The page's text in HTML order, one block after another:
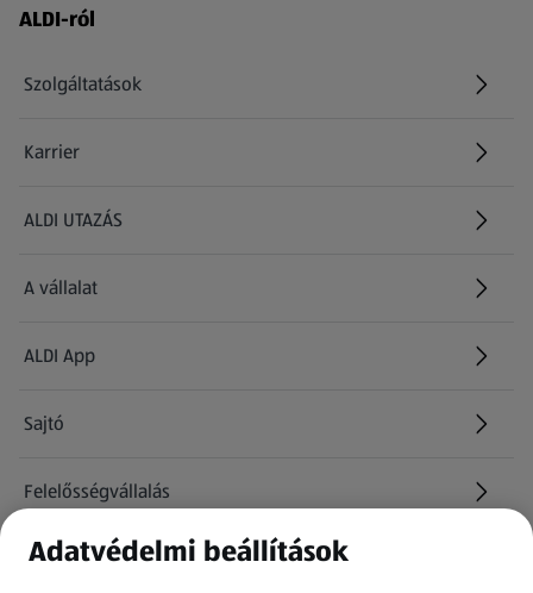
Láblécmenü - további linkek
ALDI-ról
Szolgáltatások
Karrier
(új oldalon nyílik meg)
ALDI UTAZÁS
(új oldalon nyílik meg)
A vállalat
ALDI App
Sajtó
Felelősségvállalás
Információk
Adatvédelmi beállítások